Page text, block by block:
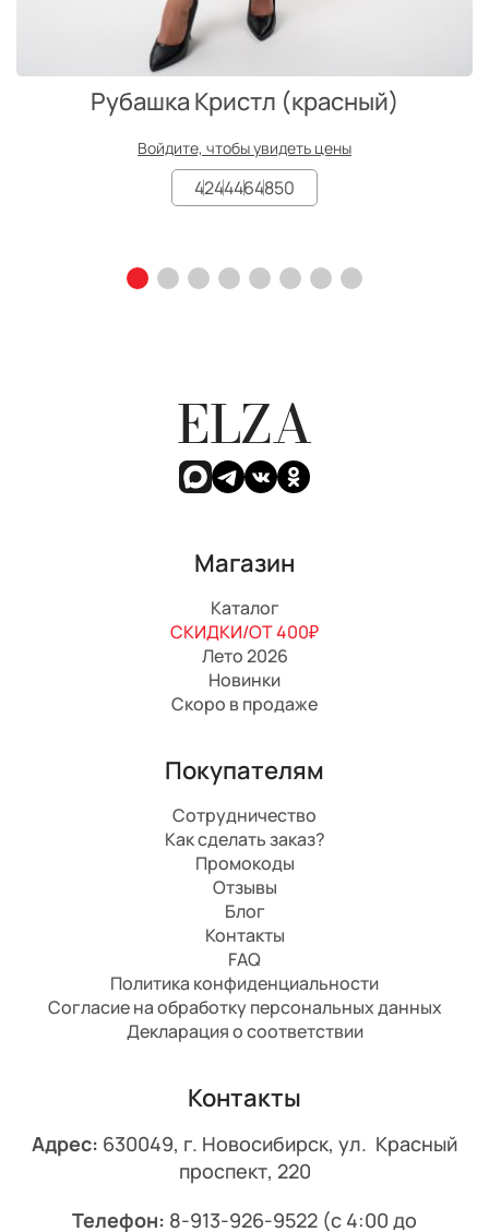
Рубашка Кристл (красный)
Войдите, чтобы увидеть цены
4244464850
ELZA
Магазин
Каталог
СКИДКИ/ОТ 400₽
Лето 2026
Новинки
Скоро в продаже
Покупателям
Сотрудничество
Как сделать заказ?
Промокоды
Отзывы
Блог
Контакты
FAQ
Политика конфиденциальности
Согласие на обработку персональных данных
Декларация о соответствии
Контакты
Адрес: 630049, г. Новосибирск, ул. Красный
проспект, 220
Телефон: 8-913-926-9522 (с 4:00 до